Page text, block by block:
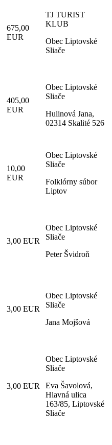
675,00
EUR
TJ TURIST
KLUB
Obec Liptovské
Sliače
405,00
EUR
Obec Liptovské
Sliače
Hulinová Jana,
02314 Skalité 526
10,00
EUR
Obec Liptovské
Sliače
Folklórny súbor
Liptov
3,00 EUR
Obec Liptovské
Sliače
Peter Švidroň
3,00 EUR
Obec Liptovské
Sliače
Jana Mojšová
3,00 EUR
Obec Liptovské
Sliače
Eva Šavolová,
Hlavná ulica
163/85, Liptovské
Sliače